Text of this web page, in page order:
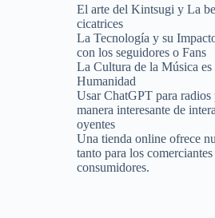
El arte del Kintsugi y La
cicatrices
La Tecnología y su
con los seguidores o Fans
La Cultura de la Música
Humanidad
Usar ChatGPT para radios
manera interesante de
oyentes
Una tienda online ofrece
tanto para los
consumidores.